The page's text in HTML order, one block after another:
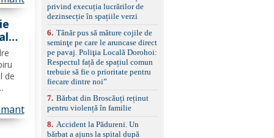
de
privind execuția lucrărilor de
dezinsecție în spațiile verzi
6. Tânăr pus să măture cojile de
seminţe pe care le aruncase direct
pe pavaj. Poliţia Locală Dorohoi:
Respectul față de spațiul comun
trebuie să fie o prioritate pentru
fiecare dintre noi”
7. Bărbat din Broscăuți reținut
pentru violență în familie
8. Accident la Pădureni. Un
bărbat a ajuns la spital după